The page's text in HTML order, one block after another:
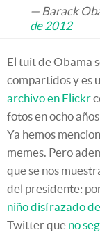
— Barack
de 2012
El tuit de Obama
compartidos y es
archivo en Flickr
fotos en ocho
Ya hemos
memes. Pero
que se nos
del presidente:
niño disfrazado
Twitter que no